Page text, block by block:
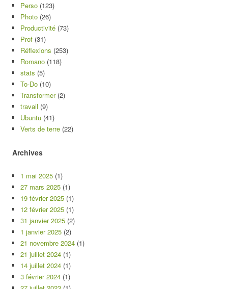
Perso (123)
Photo (26)
Productivité (73)
Prof (31)
Réflexions (253)
Romano (118)
stats (5)
To-Do (10)
Transformer(2)
travail (9)
Ubuntu (41)
Verts de terre (22)
Archives
1 mai 2025 (1)
27 mars 2025 (1)
19 février 2025 (1)
12 février 2025 (1)
31 janvier 2025 (2)
1 janvier 2025 (2)
21 novembre 2024 (1)
21 juillet 2024 (1)
14 juillet 2024 (1)
3 février 2024 (1)